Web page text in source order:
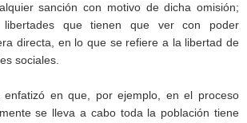
sanción con motivo de dicha omisión;
que tienen que ver con poder
directa, en lo que se refiere a la libertad de
sociales.
enfatizó en que, por ejemplo, en el proceso
se lleva a cabo toda la población tiene